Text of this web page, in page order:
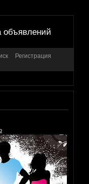
объявлений
Регистрация